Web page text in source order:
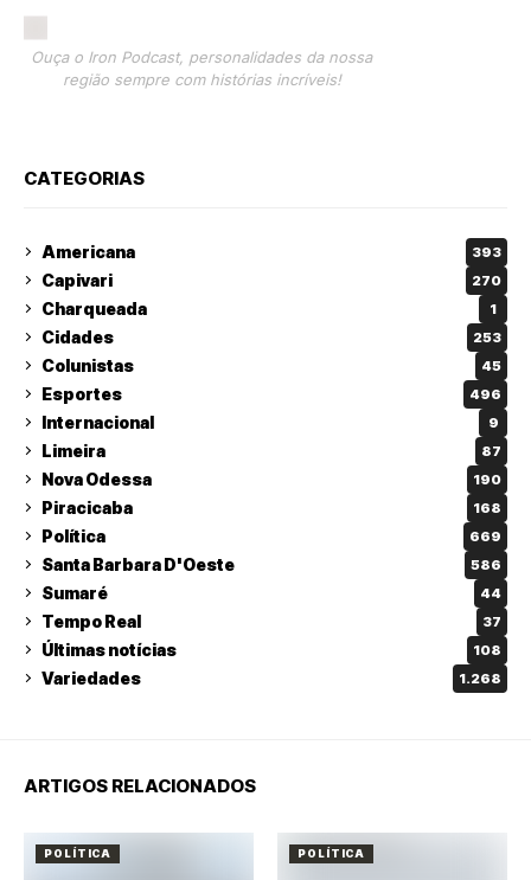
Ouça o Iron Podcast, personalidades da nossa
região sempre com histórias incríveis!
CATEGORIAS
Americana 393
Capivari 270
Charqueada 1
Cidades 253
Colunistas 45
Esportes 496
Internacional 9
Limeira 87
Nova Odessa 190
Piracicaba 168
Política 669
Santa Barbara D'Oeste 586
Sumaré 44
Tempo Real 37
Últimas notícias 108
Variedades 1.268
ARTIGOS RELACIONADOS
POLÍTICA POLÍTICA